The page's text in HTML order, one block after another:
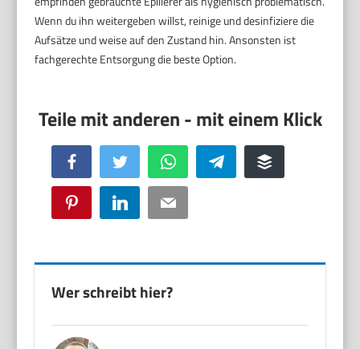
Wenn du ihn weitergeben willst, reinige und desinfiziere die
Aufsätze und weise auf den Zustand hin. Ansonsten ist
fachgerechte Entsorgung die beste Option.
Facebook Twitter WhatsApp Telegram Buffer
Pinterest LinkedIn Email
Wer schreibt hier?